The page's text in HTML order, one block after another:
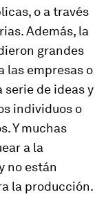
o a través
Además, la
grandes
las empresas o
serie de ideas y
individuos o
Y muchas
a la
no están
la producción.